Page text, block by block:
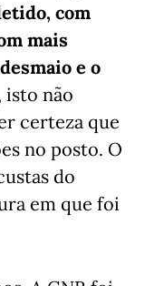
com
mais
e o
isto não
certeza que
no posto. O
do
em que foi